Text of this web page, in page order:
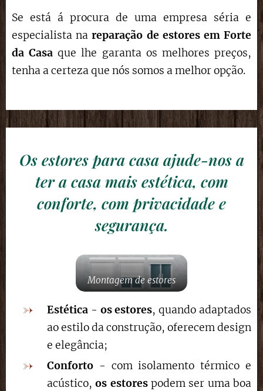
Se está á procura de uma empresa séria e
especialista nareparação de estoresemForte
da Casa que lhe garanta os melhores preços,
tenha a certeza que nós somos a melhor opção.
Os estores para casa ajude-nos a
ter a casa mais estética, com
conforte, com privacidade e
segurança.
Montagem de estores
Estética - os estores, quando adaptados
ao estilo da construção, oferecem design
e elegância;
Conforto - com isolamento térmico e
acústico,os estorespodem ser uma boa